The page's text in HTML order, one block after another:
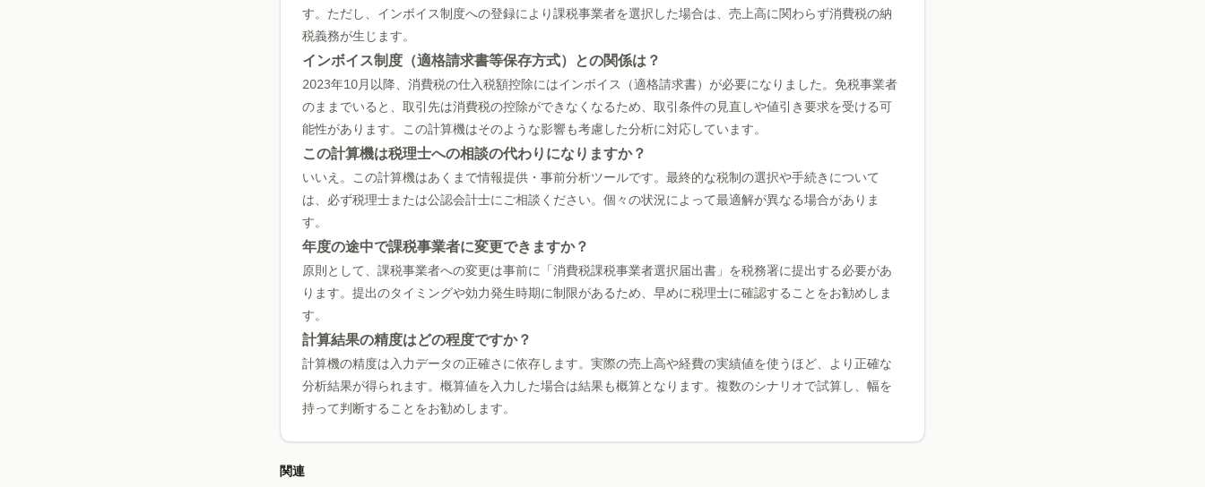
す。ただし、インボイス制度への登録により課税事業者を選択した場合は、売上高に関わらず消費税の納
税義務が生じます。
インボイス制度（適格請求書等保存方式）との関係は？
2023年10月以降、消費税の仕入税額控除にはインボイス（適格請求書）が必要になりました。免税事業者
のままでいると、取引先は消費税の控除ができなくなるため、取引条件の見直しや値引き要求を受ける可
能性があります。この計算機はそのような影響も考慮した分析に対応しています。
この計算機は税理士への相談の代わりになりますか？
いいえ。この計算機はあくまで情報提供・事前分析ツールです。最終的な税制の選択や手続きについて
は、必ず税理士または公認会計士にご相談ください。個々の状況によって最適解が異なる場合がありま
す。
年度の途中で課税事業者に変更できますか？
原則として、課税事業者への変更は事前に「消費税課税事業者選択届出書」を税務署に提出する必要があ
ります。提出のタイミングや効力発生時期に制限があるため、早めに税理士に確認することをお勧めしま
す。
計算結果の精度はどの程度ですか？
計算機の精度は入力データの正確さに依存します。実際の売上高や経費の実績値を使うほど、より正確な
分析結果が得られます。概算値を入力した場合は結果も概算となります。複数のシナリオで試算し、幅を
持って判断することをお勧めします。
関連